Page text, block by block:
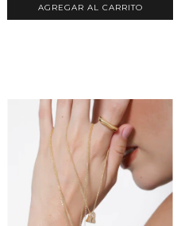
AGREGAR AL CARRITO